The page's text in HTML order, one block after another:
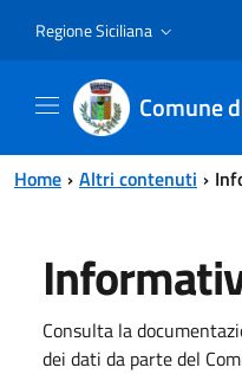
Regione Siciliana
Comune
Home Altri contenuti
Consulta la
dei dati da parte del